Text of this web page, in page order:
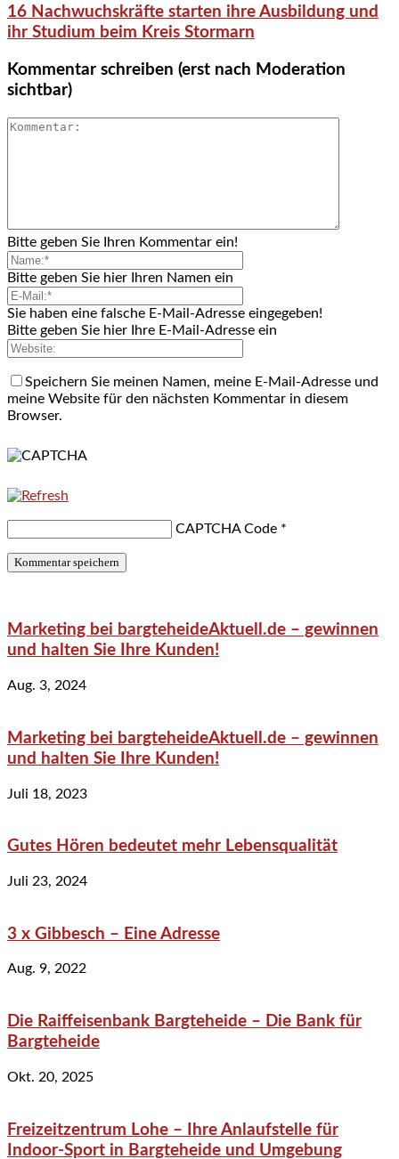
16 Nachwuchskräfte starten ihre Ausbildung und
ihr Studium beim Kreis Stormarn
Kommentar schreiben (erst nach Moderation
sichtbar)
Bitte geben Sie Ihren Kommentar ein!
Bitte geben Sie hier Ihren Namen ein
Sie haben eine falsche E-Mail-Adresse eingegeben!
Bitte geben Sie hier Ihre E-Mail-Adresse ein
Speichern Sie meinen Namen, meine E-Mail-Adresse und
meine Website für den nächsten Kommentar in diesem
Browser.
CAPTCHA Code *
Marketing bei bargteheideAktuell.de – gewinnen
und halten Sie Ihre Kunden!
Aug. 3, 2024
Marketing bei bargteheideAktuell.de – gewinnen
und halten Sie Ihre Kunden!
Juli 18, 2023
Gutes Hören bedeutet mehr Lebensqualität
Juli 23, 2024
3 x Gibbesch – Eine Adresse
Aug. 9, 2022
Die Raiffeisenbank Bargteheide – Die Bank für
Bargteheide
Okt. 20, 2025
Freizeitzentrum Lohe – Ihre Anlaufstelle für
Indoor-Sport in Bargteheide und Umgebung